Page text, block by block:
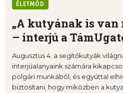
ÉLETMÓD
„A kutyának is van
– interjú a
Augusztus 4. a segítőkutyák
interjúalanyaink számára
polgári munkából, és egyúttal
biztosítani, hogy miközben a